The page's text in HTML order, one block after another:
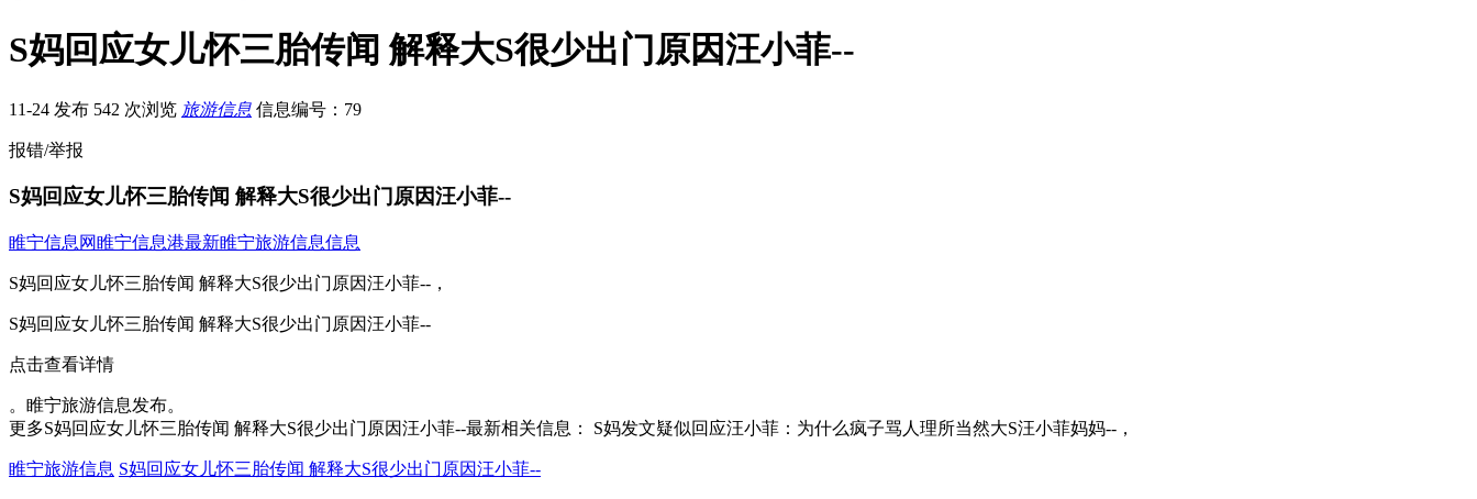
S妈回应女儿怀三胎传闻 解释大S很少出门原因汪小菲--
11-24 发布 542 次浏览 旅游信息 信息编号：79
报错/举报
S妈回应女儿怀三胎传闻 解释大S很少出门原因汪小菲--
睢宁信息网睢宁信息港最新睢宁旅游信息信息
S妈回应女儿怀三胎传闻 解释大S很少出门原因汪小菲--，
S妈回应女儿怀三胎传闻 解释大S很少出门原因汪小菲--
点击查看详情
。睢宁旅游信息发布。
更多S妈回应女儿怀三胎传闻 解释大S很少出门原因汪小菲--最新相关信息： S妈发文疑似回应汪小菲：为什么疯子骂人理所当然大S汪小菲妈妈--，
睢宁旅游信息 S妈回应女儿怀三胎传闻 解释大S很少出门原因汪小菲--